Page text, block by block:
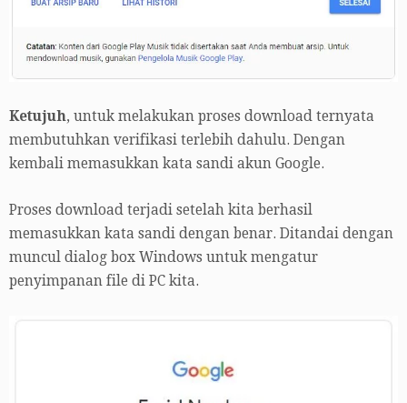
Ketujuh, untuk melakukan proses download ternyata
membutuhkan verifikasi terlebih dahulu. Dengan
kembali memasukkan kata sandi akun Google.
Proses download terjadi setelah kita berhasil
memasukkan kata sandi dengan benar. Ditandai dengan
muncul dialog box Windows untuk mengatur
penyimpanan file di PC kita.